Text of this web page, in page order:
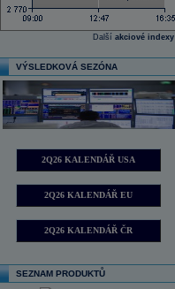
Další akciové indexy
VÝSLEDKOVÁ SEZÓNA
2Q26 KALENDÁŘ USA
2Q26 KALENDÁŘ EU
2Q26 KALENDÁŘ ČR
SEZNAM PRODUKTŮ